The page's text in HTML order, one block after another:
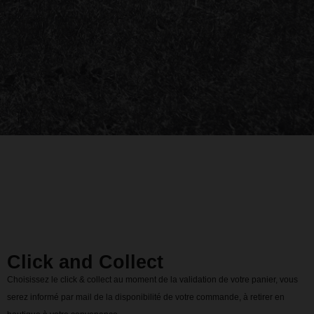
Click and Collect
Choisissez le click & collect au moment de la validation de votre panier, vous
serez informé par mail de la disponibilité de votre commande, à retirer en